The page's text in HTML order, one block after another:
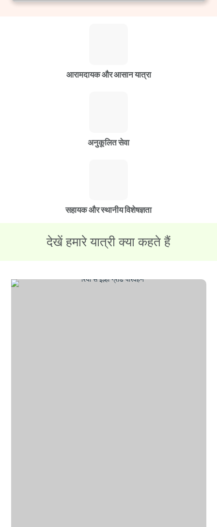
आरामदायक और आसान यात्रा
अनुकूलित सेवा
सहायक और स्थानीय विशेषज्ञता
देखें हमारे यात्री क्या कहते हैं